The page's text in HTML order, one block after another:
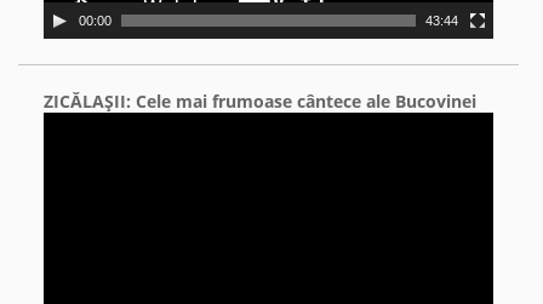
00:00 43:44
ZICĂLAŞII: Cele mai frumoase cântece ale Bucovinei